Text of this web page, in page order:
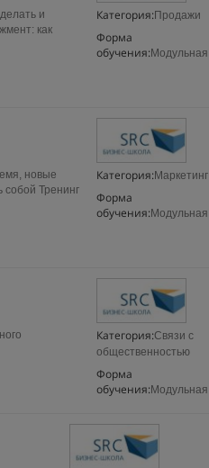
Категория: Продажи
Форма
обучения: Модульная
и
как
Категория: Маркетинг
Форма
обучения: Модульная
новые
собой Тренинг
Категория:Связи с
общественностью
Форма
обучения: Модульная